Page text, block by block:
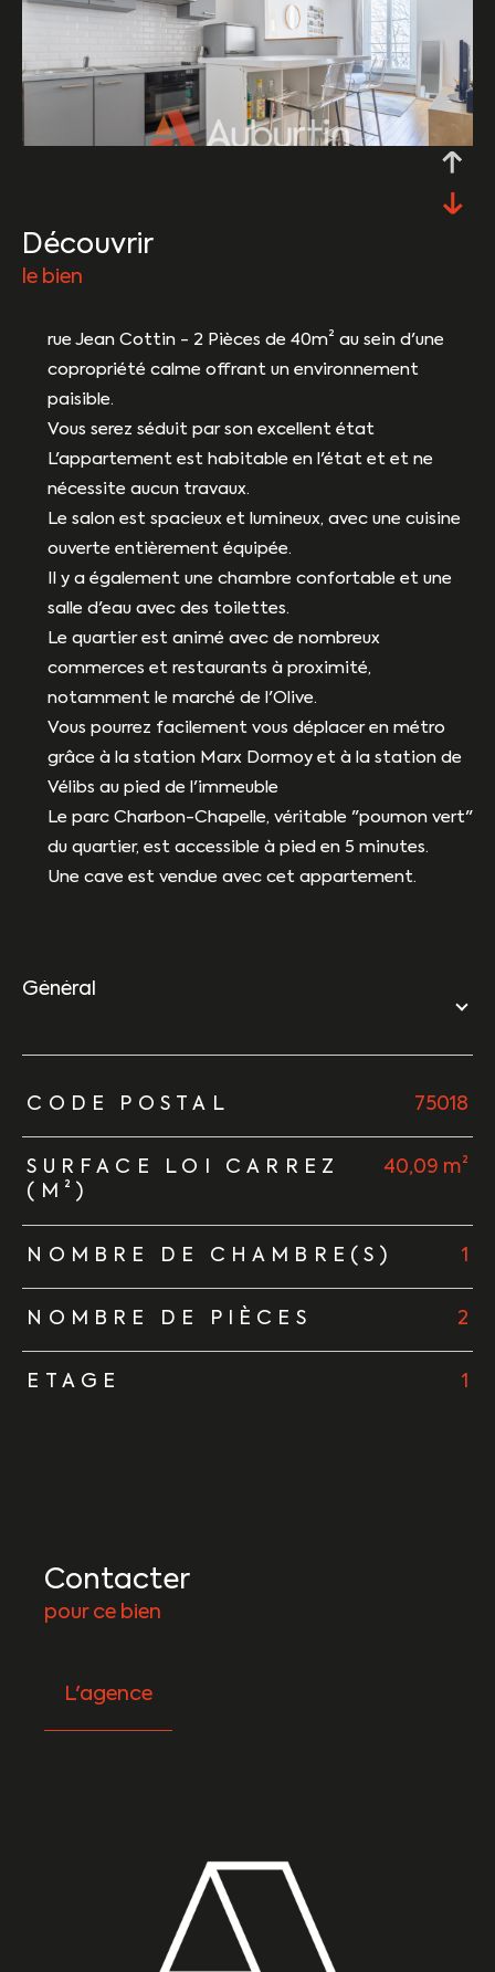
découvrir
le bien
rue Jean Cottin - 2 Pièces de 40m² au sein d'une
copropriété calme offrant un environnement
paisible.
Vous serez séduit par son excellent état
L'appartement est habitable en l'état et et ne
nécessite aucun travaux.
Le salon est spacieux et lumineux, avec une cuisine
ouverte entièrement équipée.
Il y a également une chambre confortable et une
salle d'eau avec des toilettes.
Le quartier est animé avec de nombreux
commerces et restaurants à proximité,
notamment le marché de l'Olive.
Vous pourrez facilement vous déplacer en métro
grâce à la station Marx Dormoy et à la station de
Vélibs au pied de l'immeuble
Le parc Charbon-Chapelle, véritable "poumon vert"
du quartier, est accessible à pied en 5 minutes.
Une cave est vendue avec cet appartement.
général
TRAD_ZEPHYR_Caracteristique TRAD_ZEPHYR_Valeurs
CODE POSTAL 75018
SURFACE LOI CARREZ
(M²)
40,09 m²
NOMBRE DE CHAMBRE(S) 1
NOMBRE DE PIÈCES 2
ETAGE 1
Contacter
pour ce bien
L'agence